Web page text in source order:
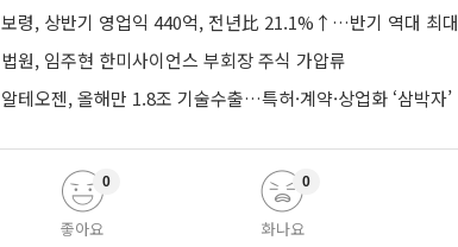
보령, 상반기 영업익 440억, 전년比 21.1%↑…반기 역대 최대
법원, 임주현 한미사이언스 부회장 주식 가압류
알테오젠, 올해만 1.8조 기술수출…특허·계약·상업화 ‘삼박자’
좋아요
0
화나요
0